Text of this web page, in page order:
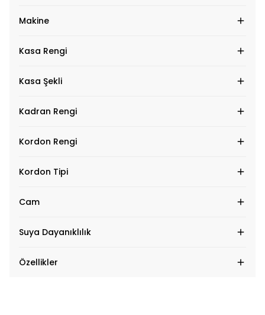
Makine
Kasa Rengi
Kasa Şekli
Kadran Rengi
Kordon Rengi
Kordon Tipi
Cam
Suya Dayanıklılık
Özellikler